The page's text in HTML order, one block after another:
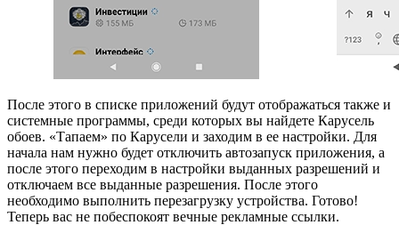
После этого в списке приложений будут отображаться также и
системные программы, среди которых вы найдете Карусель
обоев. «Тапаем» по Карусели и заходим в ее настройки. Для
начала нам нужно будет отключить автозапуск приложения, а
после этого переходим в настройки выданных разрешений и
отключаем все выданные разрешения. После этого
необходимо выполнить перезагрузку устройства. Готово!
Теперь вас не побеспокоят вечные рекламные ссылки.